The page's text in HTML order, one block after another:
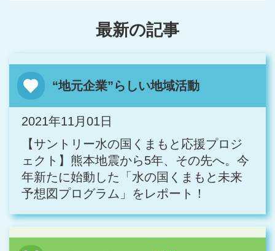
最新の記事
“地元企業”らしい地域活動
2021年11月01日
【サントリー水の国くまもと応援プロジ
ェクト】熊本地震から5年、その先へ。今
年新たに始動した「水の国くまもと未来
予想図プログラム」をレポート！